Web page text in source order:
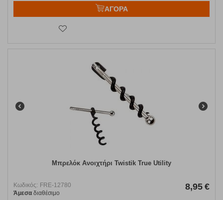
ΑΓΟΡΑ
Μπρελόκ Ανοιχτήρι Twistik True Utility
Κωδικός: FRE-12780
Άμεσα διαθέσιμο
8,95 €